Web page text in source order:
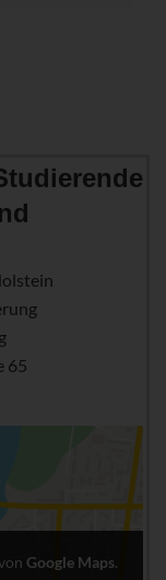
65
Google Maps.